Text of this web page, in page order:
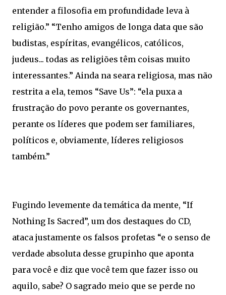
entender a filosofia em profundidade leva à
religião.” “Tenho amigos de longa data que são
budistas, espíritas, evangélicos, católicos,
judeus... todas as religiões têm coisas muito
interessantes.” Ainda na seara religiosa, mas não
restrita a ela, temos “Save Us”: “ela puxa a
frustração do povo perante os governantes,
perante os líderes que podem ser familiares,
políticos e, obviamente, líderes religiosos
também.”
Fugindo levemente da temática da mente, “If
Nothing Is Sacred”, um dos destaques do CD,
ataca justamente os falsos profetas “e o senso de
verdade absoluta desse grupinho que aponta
para você e diz que você tem que fazer isso ou
aquilo, sabe? O sagrado meio que se perde no